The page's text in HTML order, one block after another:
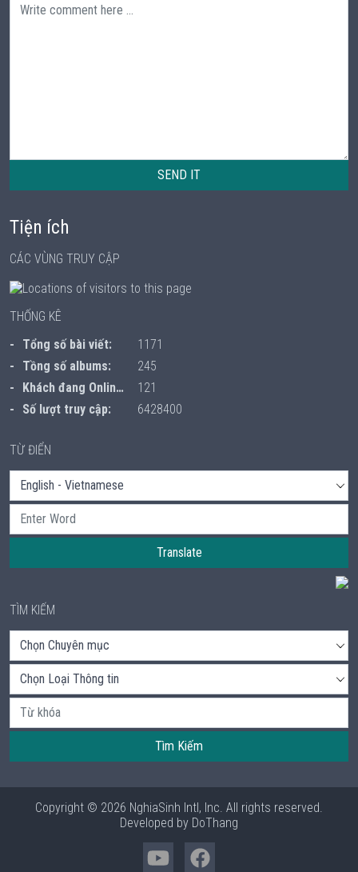
SEND IT
Tiện ích
CÁC VÙNG TRUY CẬP
THỐNG KÊ
Tổng số bài viết:
1171
Tồng số albums:
245
Khách đang Online:
121
Số lượt truy cập:
6428400
TỪ ĐIỂN
Translate
TÌM KIẾM
Tìm Kiếm
Copyright © 2026 NghiaSinh Intl, Inc. All rights reserved.
Developed by DoThang